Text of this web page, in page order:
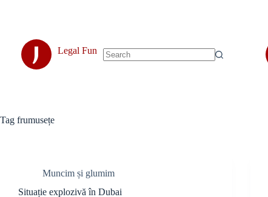
J
Legal Fun
Tag frumusețe
Muncim și glumim
Situație explozivă în Dubai